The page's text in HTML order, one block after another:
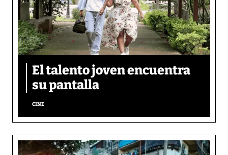
El talento joven encuentra
su pantalla​
CINE